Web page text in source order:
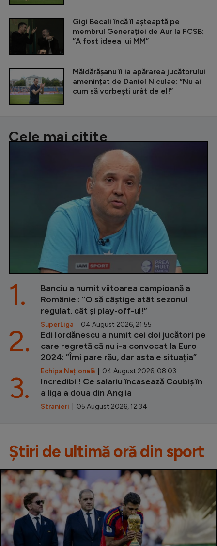
Gigi Becali încă îl așteaptă pe
membrul Generației de Aur la FCSB:
”A fost ideea lui MM”
Măldărășanu îi ia apărarea jucătorului
amenințat de Daniel Niculae: ”Nu ai
cum să vorbești urât de el!”
Cele mai citite
Banciu a numit viitoarea campioană a
României: ”O să câștige atât sezonul
regulat, cât și play-off-ul!”
SuperLiga | 04 August 2026, 21:55
1.
Edi Iordănescu a numit cei doi jucători pe
care regretă că nu i-a convocat la Euro
2024: ”Îmi pare rău, dar asta e situația”
Echipa Națională | 04 August 2026, 08:03
2.
Incredibil! Ce salariu încasează Coubiș în
a liga a doua din Anglia
Stranieri | 05 August 2026, 12:34
3.
Știri de ultimă oră din sport